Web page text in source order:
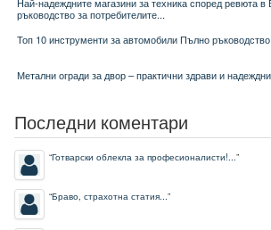
ръководство за потребителите...
Топ 10 инструменти за автомобили Пълно
Метални огради за двор – практични здрави и
Последни коментари
“Готварски облекла за професионалисти!...”
“Браво, страхотна статия...”